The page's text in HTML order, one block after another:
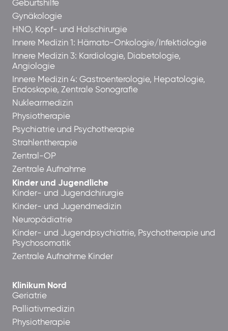
Geburtshilfe
Gynäkologie
HNO, Kopf- und Halschirurgie
Innere Medizin 1: Hämato-Onkologie/Infektiologie
Innere Medizin 3: Kardiologie, Diabetologie,
Angiologie
Innere Medizin 4: Gastroenterologie, Hepatologie,
Endoskopie, Zentrale Sonografie
Nuklearmedizin
Physiotherapie
Psychiatrie und Psychotherapie
Strahlentherapie
Zentral-OP
Zentrale Aufnahme
Kinder und Jugendliche
Kinder- und Jugendchirurgie
Kinder- und Jugendmedizin
Neuropädiatrie
Kinder- und Jugendpsychiatrie, Psychotherapie und
Psychosomatik
Zentrale Aufnahme Kinder
Klinikum Nord
Geriatrie
Palliativmedizin
Physiotherapie